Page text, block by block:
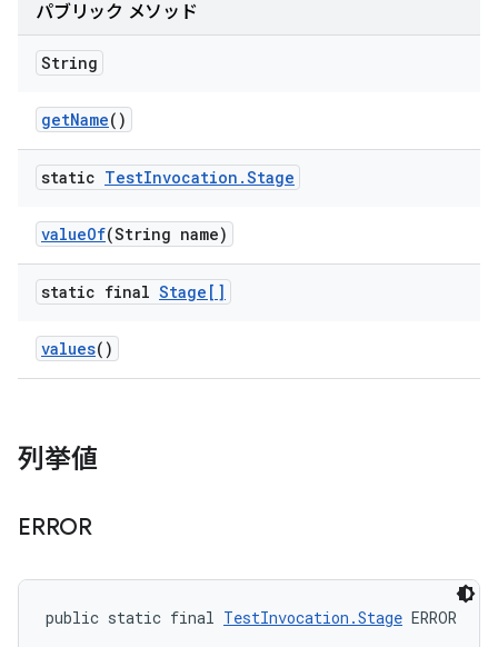
パブリック メソッド
String
getName()
static TestInvocation .Stage
valueOf(String name)
static final Stage[]
values()
列挙値
ERROR
public static final TestInvocation.Stage ERROR